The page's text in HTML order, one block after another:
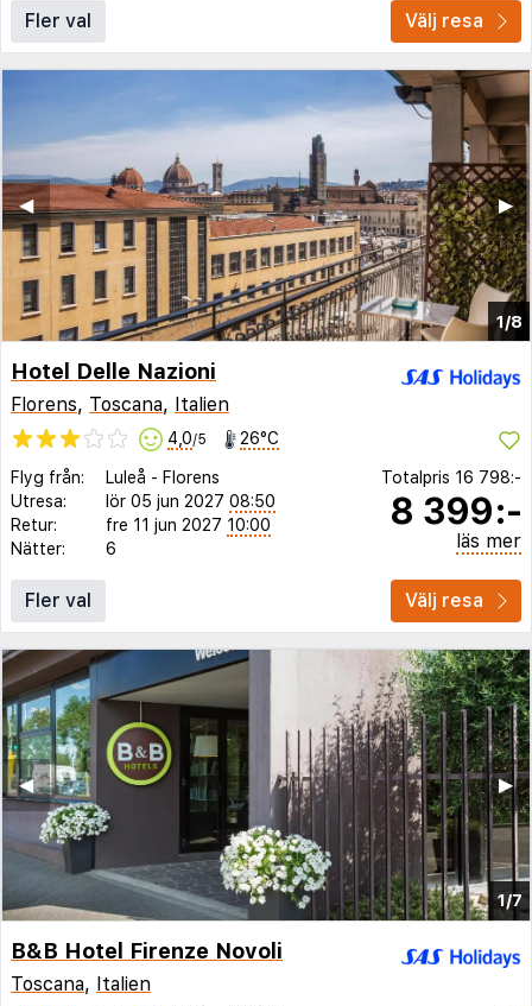
Fler val Välj resa
1/8
▶︎
◀︎
Hotel Delle Nazioni
Florens, Toscana, Italien
4,0/5 26°C
Flyg från: Luleå - Florens
Utresa:
lör 05 jun 2027 08:50
Retur:
fre 11 jun 2027 10:00
Nätter:
6
Totalpris 16 798:-
8 399:-
läs mer
Fler val Välj resa
1/7
▶︎
◀︎
B&B Hotel Firenze Novoli
Toscana, Italien